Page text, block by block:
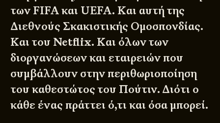
των FIFA και UEFA. Και αυτή της
Διεθνούς Σκακιστικής Ομοσπονδίας.
Και του Netflix. Και όλων των
διοργανώσεων και εταιρειών που
συμβάλλουν στην περιθωριοποίηση
του καθεστώτος του Πούτιν. Διότι ο
κάθε ένας πράττει ό,τι και όσα μπορεί.